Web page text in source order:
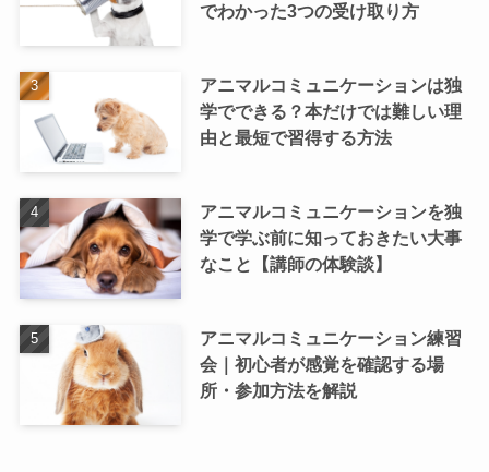
でわかった3つの受け取り方
アニマルコミュニケーションは独
学でできる？本だけでは難しい理
由と最短で習得する方法
アニマルコミュニケーションを独
学で学ぶ前に知っておきたい大事
なこと【講師の体験談】
アニマルコミュニケーション練習
会｜初心者が感覚を確認する場
所・参加方法を解説